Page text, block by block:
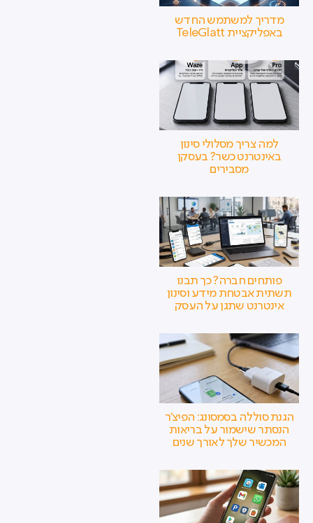
מדריך למשתמש החדש
באפליקציית TeleGlatt
למה צריך מסלולי סינון
באינטרנט כשר? בעסקן
מסבירים
פותחים חברה? כך תבנו
תשתית אבטחת מידע וסינון
אינטרנט שתגן על העסק
הגנת סוללה בסמסונג: הפיצ'ר
הנסתר שישמור על בריאות
המכשיר שלך לאורך שנים